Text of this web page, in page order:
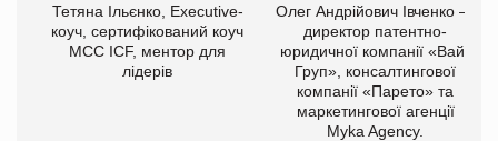
Тетяна Ільєнко, Executive-
коуч, сертифікований коуч
МСС ICF, ментор для
лідерів
Олег Андрійович Івченко —
директор патентно-
юридичної компанії «Вайз
Груп», консалтингової
компанії «Парето» та
маркетингової агенції
Myka Agency.